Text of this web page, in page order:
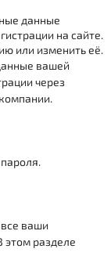
данные
на сайте.
или изменить её.
вашей
через
ваши
этом разделе